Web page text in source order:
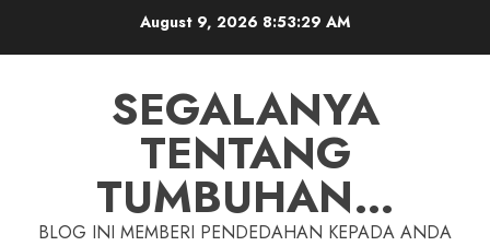
August 9, 2026 8:53:30 AM
SEGALANYA
TENTANG
TUMBUHAN…
BLOG INI MEMBERI PENDEDAHAN KEPADA ANDA